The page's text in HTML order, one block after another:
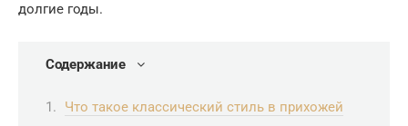
долгие годы.
Содержание
Что такое классический стиль в прихожей